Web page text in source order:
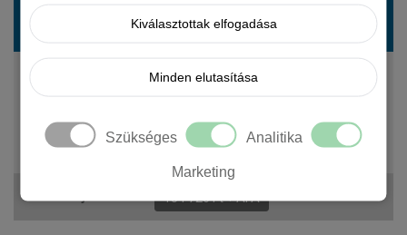
Kiválasztottak elfogadása
Minden elutasítása
Szükséges Analitika
Marketing
DACIA Sandero ferdehatu 1.0 TCe Stepway
Extreme
110 LE
5 fő
154 726 Ft + ÁFA